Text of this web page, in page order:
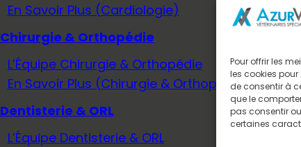
Pour offrir les
les cookies
de consentir à
que le
pas consentir
certaines
En Savoir Plus (Cardiologie)
Chirurgie & Orthopédie
L’Équipe Chirurgie & Orthopédie
En Savoir Plus (Chirurgie & Orthopédie)
Dentisterie & ORL
L’Équipe Dentisterie & ORL
En
En